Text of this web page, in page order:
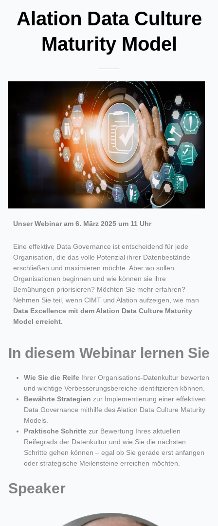
Alation Data Culture
Maturity Model
Unser Webinar am 6. März 2025 um 11 Uhr
Eine effektive Data Governance ist entscheidend für jede
Organisation, die das volle Potenzial ihrer Datenbestände
erschließen und maximieren möchte. Aber wo sollen
Organisationen beginnen und wie können sie ihre
Bemühungen priorisieren? Möchten Sie mehr erfahren?
Nehmen Sie teil, wenn CIMT und Alation aufzeigen, wie man
Data Excellence mit dem Alation Data Culture Maturity
Model erreicht.
In diesem Webinar lernen Sie
Wie Siedie ReifeIhrer Organisations-Datenkultur bewerten
und wichtige Verbesserungsbereiche identifizieren können.
Bewährte Strategien zur Implementierung einer effektiven
Data Governance mithilfe des Alation Data Culture Maturity
Models.
Praktische Schrittezur Bewertung Ihres aktuellen
Reifegrads der Datenkultur und wie Sie die nächsten
Schritte gehen können – egal ob Sie gerade erst anfangen
oder strategische Meilensteine erreichen möchten.
Speaker